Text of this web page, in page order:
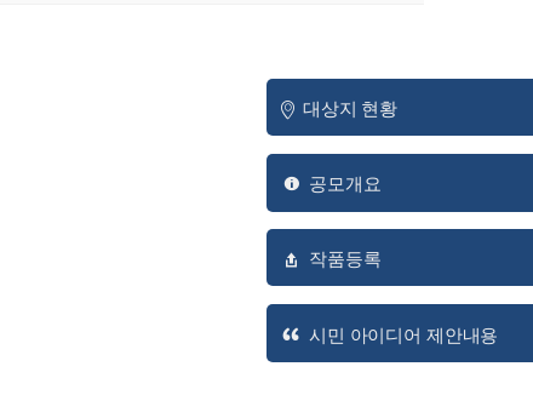
대상지 현황
공모개요
작품등록
시민 아이디어 제안내용